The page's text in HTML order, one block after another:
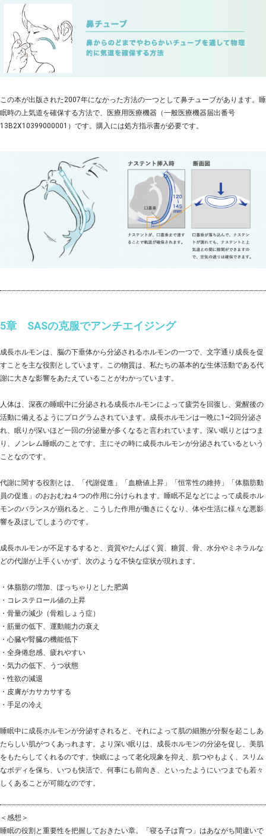
この本が出版された2007年になかった方法の一つとして鼻チューブがあります。睡
眠時の上気道を確保する方法で、医療用医療機器（一般医療機器届出番号
13B2X10399000001）です。購入には処方指示書が必要です。
5章 SASの克服でアンチエイジング
成長ホルモンは、脳の下垂体から分泌されるホルモンの一つで、文字通り成長を促
すことを主な役割としています。この物質は、私たちの基本的な生体活動である代
謝に大きな影響をあたえていることがわかっています。
人体は、深夜の睡眠中に分泌される成長ホルモンによって疲労を回復し、覚醒後の
活動に備えるようにプログラムされています。成長ホルモンは一晩に1~2回分泌さ
れ、眠りが深いほど一回の分泌量が多くなると言われています。深い眠りとはつま
り、ノンレム睡眠のことです。主にその時に成長ホルモンが分泌されているという
ことなのです。
代謝に関する役割とは、「代謝促進」「血糖値上昇」「恒常性の維持」「体脂肪動
員の促進」のおおむね４つの作用に分けられます。睡眠不足などによって成長ホル
モンのバランスが崩れると、こうした作用が働きにくなり、体や生活に様々な悪影
響を及ぼしてしまうのです。
成長ホルモンが不足するすると、資質やたんぱく質、糖質、骨、水分やミネラルな
どの代謝が上手くいかず、次のような不快な症状が現れます。
・体脂肪の増加、ぽっちゃりとした肥満
・コレステロール値の上昇
・骨量の減少（骨粗しょう症）
・筋量の低下、運動能力の衰え
・心臓や腎臓の機能低下
・全身倦怠感、疲れやすい
・気力の低下、うつ状態
・性欲の減退
・皮膚がカサカサする
・手足の冷え
睡眠中に成長ホルモンが分泌すされると、それによって肌の細胞が分裂を起こしあ
たらしい肌がつくあっれます。より深い眠りは、成長ホルモンの分泌を促し、美肌
をもたらしてくれるのです。快眠によって老化現象を抑え、肌つやもよく、スリム
なボディを保ち、いつも快活で、何事にも前向き、といったようにいつまでも若々
しくあることが可能なのです。
＜感想＞
睡眠の役割と重要性を把握しておきたい章。「寝る子は育つ」はあながち間違いで